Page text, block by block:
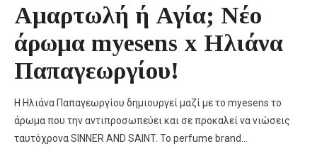
Αμαρτωλή ή Αγία; Νέο
άρωμα myesens x Ηλιάνα
Παπαγεωργίου!
Η Ηλιάνα Παπαγεωργίου δημιουργεί μαζί με το myesens το
άρωμα που την αντιπροσωπεύει και σε προκαλεί να νιώσεις
ταυτόχρονα SINNER AND SAINT. Το perfume brand…